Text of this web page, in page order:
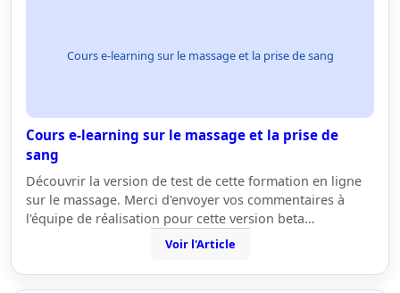
Cours e-learning sur le massage et la prise de sang
Cours e-learning sur le massage et la prise de
sang
Découvrir la version de test de cette formation en ligne
sur le massage. Merci d'envoyer vos commentaires à
l'équipe de réalisation pour cette version beta…
Voir l'Article